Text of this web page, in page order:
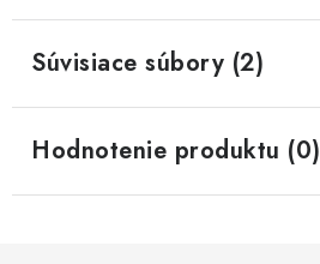
Súvisiace súbory (2)
Hodnotenie produktu (0)